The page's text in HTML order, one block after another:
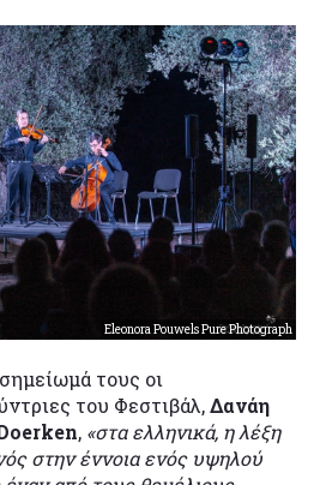
Eleonora Pouwels Pure Photograph
τους οι
του Φεστιβάλ,Δανάη
, «στα ελληνικά, η λέξη
στην έννοια ενός υψηλού